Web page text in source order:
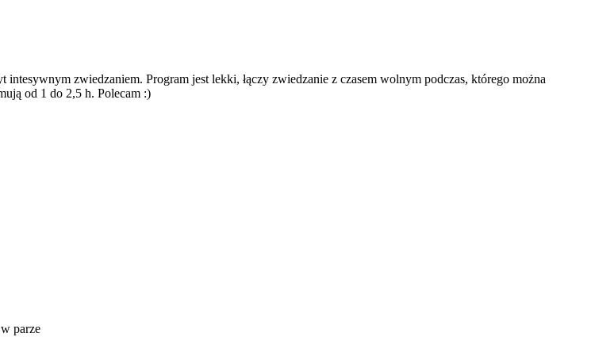
zwiedzaniem. Program jest lekki, łączy zwiedzanie z czasem wolnym podczas, którego można
od 1 do 2,5 h. Polecam :)
parze